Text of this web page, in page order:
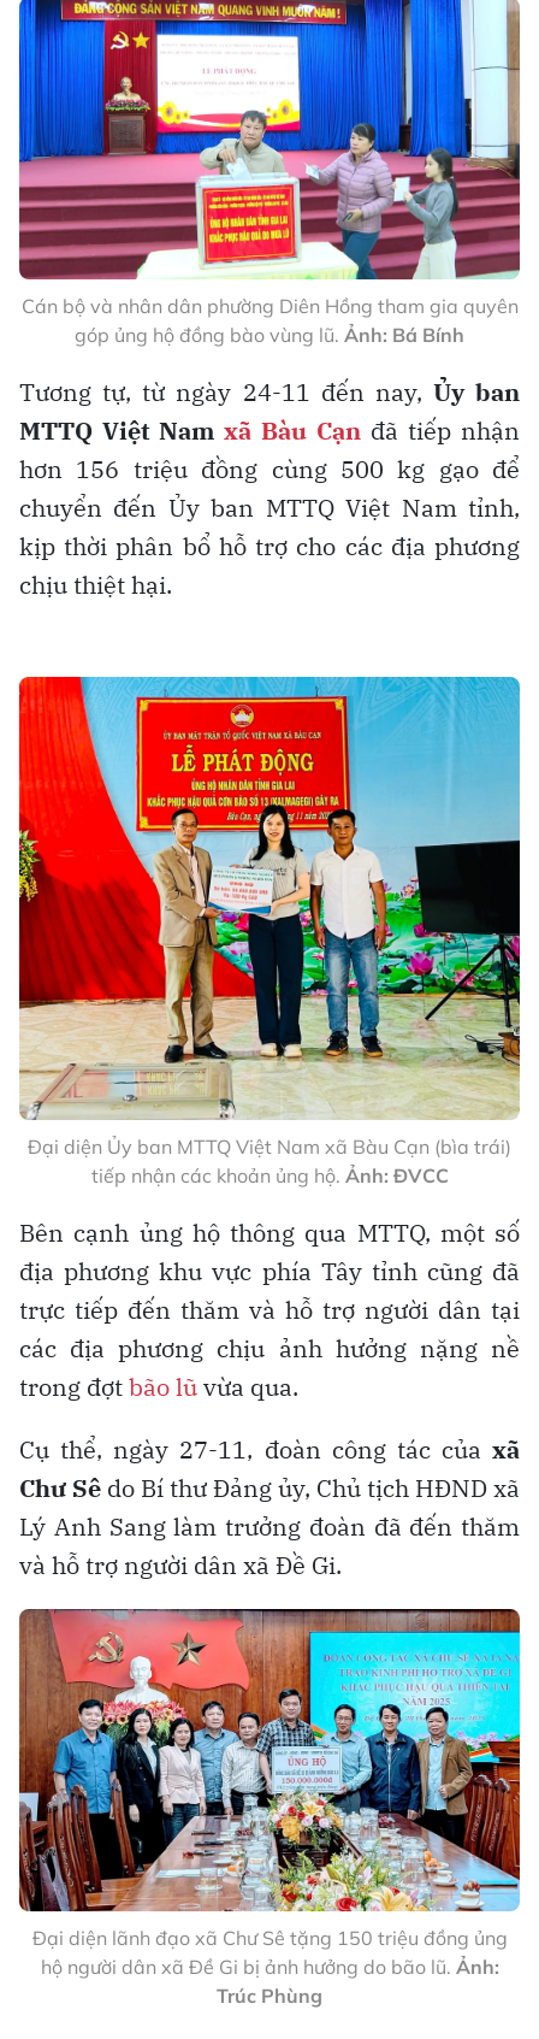
Cán bộ và nhân dân phường Diên Hồng tham gia quyên
góp ủng hộ đồng bào vùng lũ. Ảnh: Bá Bính
Tương tự, từ ngày 24-11 đến nay, Ủy ban
MTTQ Việt Nam xã Bàu Cạn đã tiếp nhận
hơn 156 triệu đồng cùng 500 kg gạo để
chuyển đến Ủy ban MTTQ Việt Nam tỉnh,
kịp thời phân bổ hỗ trợ cho các địa phương
chịu thiệt hại.
Đại diện Ủy ban MTTQ Việt Nam xã Bàu Cạn (bìa trái)
tiếp nhận các khoản ủng hộ. Ảnh: ĐVCC
Bên cạnh ủng hộ thông qua MTTQ, một số
địa phương khu vực phía Tây tỉnh cũng đã
trực tiếp đến thăm và hỗ trợ người dân tại
các địa phương chịu ảnh hưởng nặng nề
trong đợtbão lũvừa qua.
Cụ thể, ngày 27-11, đoàn công tác của xã
Chư Sê do Bí thư Đảng ủy, Chủ tịch HĐND xã
Lý Anh Sang làm trưởng đoàn đã đến thăm
và hỗ trợ người dân xã Đề Gi.
Đại diện lãnh đạo xã Chư Sê tặng 150 triệu đồng ủng
hộ người dân xã Đề Gi bị ảnh hưởng do bão lũ. Ảnh:
Trúc Phùng